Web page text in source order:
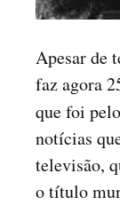
Apesar de
faz agora
que foi
notícias
televisão,
o título